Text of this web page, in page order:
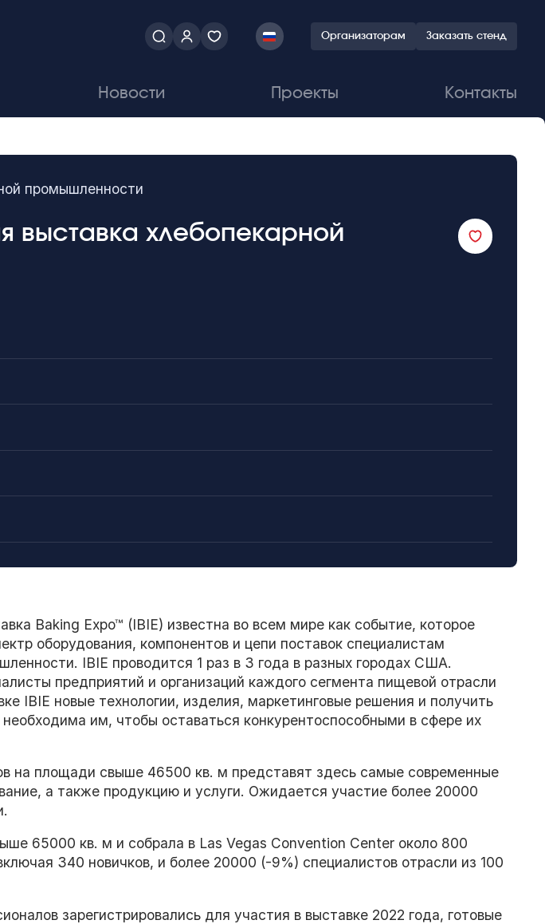
Организаторам Заказать стенд
Новости Проекты Контакты
промышленности
выставка хлебопекарной
Baking Expo™ (IBIE) известна во всем мире как событие, которое
оборудования, компонентов и цепи поставок специалистам
IBIE проводится 1 раз в 3 года в разных городах США.
предприятий и организаций каждого сегмента пищевой отрасли
IBIE новые технологии, изделия, маркетинговые решения и получить
им, чтобы оставаться конкурентоспособными в сфере их
на площади свыше 46500 кв. м представят здесь самые современные
а также продукцию и услуги. Ожидается участие более 20000
65000 кв. м и собрала в Las Vegas Convention Center около 800
340 новичков, и более 20000 (-9%) специалистов отрасли из 100
зарегистрировались для участия в выставке 2022 года, готовые